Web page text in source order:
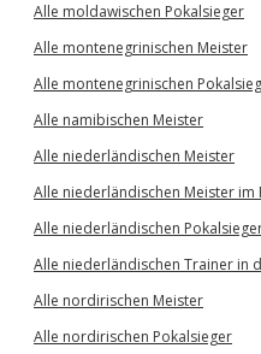
Alle moldawischen Pokalsieger
Alle montenegrinischen Meister
Alle montenegrinischen
Alle namibischen Meister
Alle niederländischen Meister
Alle niederländischen Meister im
Alle niederländischen
Alle niederländischen Trainer in
Alle nordirischen Meister
Alle nordirischen Pokalsieger